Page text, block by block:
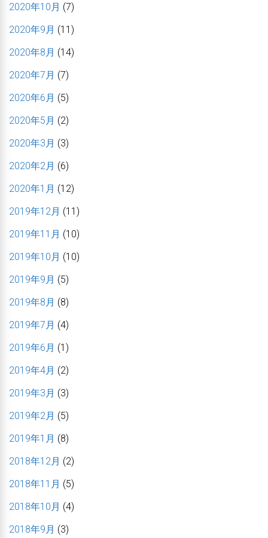
2020年10月 (7)
2020年9月 (11)
2020年8月 (14)
2020年7月 (7)
2020年6月 (5)
2020年5月 (2)
2020年3月 (3)
2020年2月 (6)
2020年1月 (12)
2019年12月 (11)
2019年11月 (10)
2019年10月 (10)
2019年9月 (5)
2019年8月 (8)
2019年7月 (4)
2019年6月 (1)
2019年4月 (2)
2019年3月 (3)
2019年2月 (5)
2019年1月 (8)
2018年12月 (2)
2018年11月 (5)
2018年10月 (4)
2018年9月 (3)